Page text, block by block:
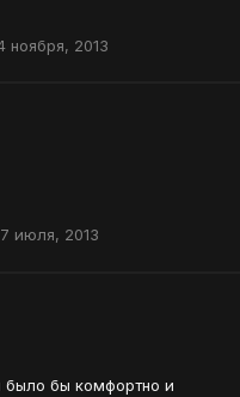
ноября, 2013
июля, 2013
было бы комфортно и